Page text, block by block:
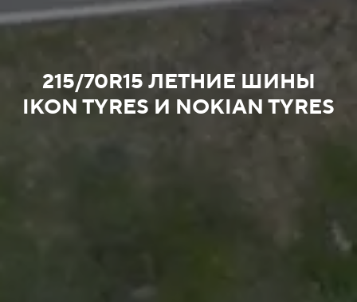
215/70R15 ЛЕТНИЕ ШИНЫ
IKON TYRES И NOKIAN TYRES